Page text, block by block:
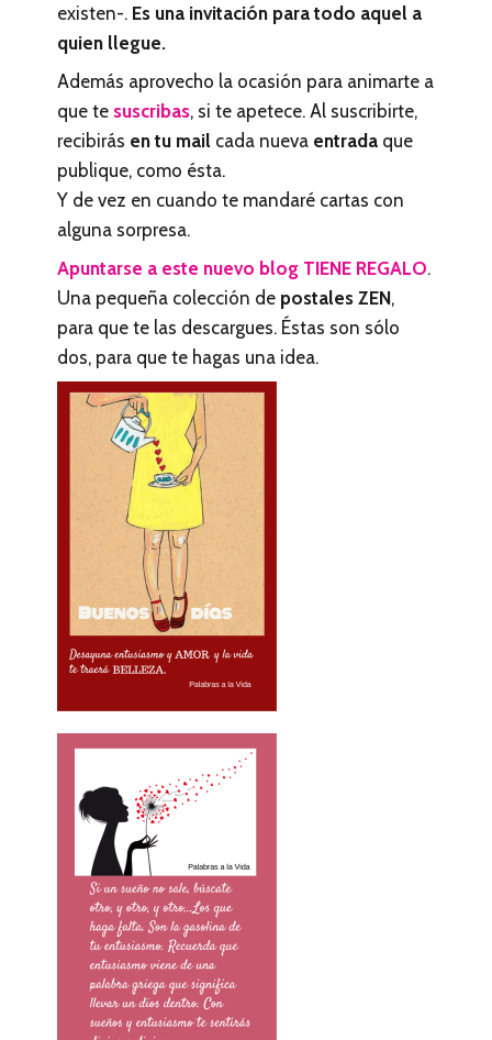
existen-. Es una invitación para todo aquel a
quien llegue.
Además aprovecho la ocasión para animarte a
que te suscribas, si te apetece. Al suscribirte,
recibirás en tu mail cada nueva entrada que
publique, como ésta.
Y de vez en cuando te mandaré cartas con
alguna sorpresa.
Apuntarse a este nuevo blog TIENE REGALO.
Una pequeña colección de postales ZEN,
para que te las descargues. Éstas son sólo
dos, para que te hagas una idea.